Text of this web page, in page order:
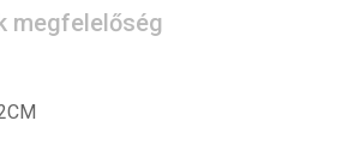
megfelelőség